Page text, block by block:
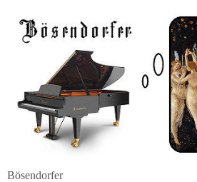
o
k
e a
Bösendorfer